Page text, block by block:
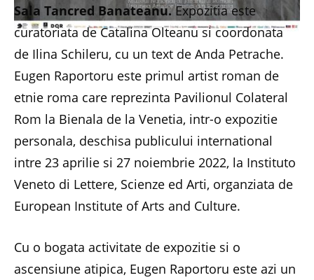
Sala Tancred Banateanu.Expozitia este
curatoriata de Catalina Olteanu si coordonata
de Ilina Schileru, cu un text de Anda Petrache.
Eugen Raportoru este primul artist roman de
etnie roma care reprezinta Pavilionul Colateral
Rom la Bienala de la Venetia, intr-o expozitie
personala, deschisa publicului international
intre 23 aprilie si 27 noiembrie 2022, la Instituto
Veneto di Lettere, Scienze ed Arti, organziata de
European Institute of Arts and Culture.
Cu o bogata activitate de expozitie si o
ascensiune atipica, Eugen Raportoru este azi un